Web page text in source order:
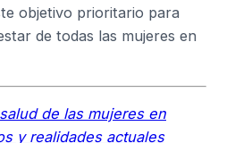
objetivo prioritario para
de todas las mujeres en
de las mujeres en
y realidades actuales